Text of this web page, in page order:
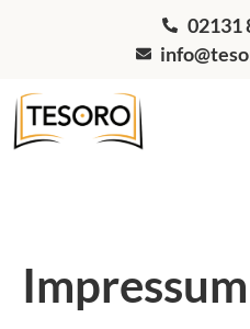
02131
Impressum